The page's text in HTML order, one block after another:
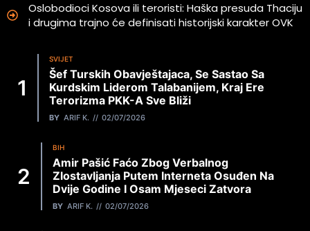
Oslobodioci Kosova ili teroristi: Haška presuda Thaciju
i drugima trajno će definisati historijski karakter OVK
SVIJET
Šef Turskih Obavještajaca, Se Sastao Sa
Kurdskim Liderom Talabanijem, Kraj Ere
Terorizma PKK-A Sve Bliži
BY ARIF K. 02/07/2026
BIH
Amir Pašić Faćo Zbog Verbalnog
Zlostavljanja Putem Interneta Osuđen Na
Dvije Godine I Osam Mjeseci Zatvora
BY ARIF K. 02/07/2026